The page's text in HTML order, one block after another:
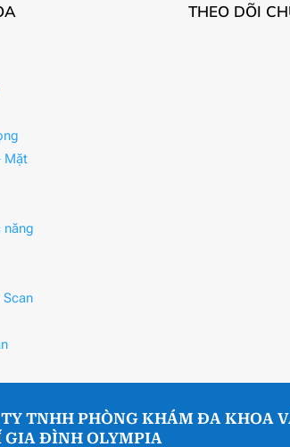
Mặt
năng
Scan
THEO DÕI
TNHH PHÒNG KHÁM ĐA KHOA
GIA ĐÌNH OLYMPIA